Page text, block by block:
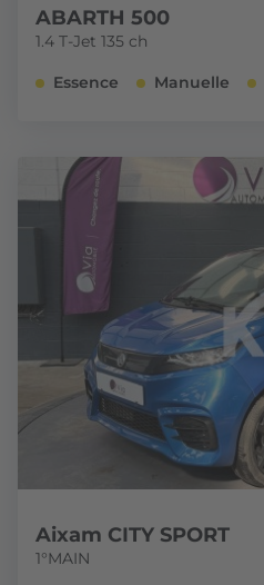
ABARTH 500
1.4 T-Jet 135 ch
Essence Manuelle
Aixam CITY SPORT
1°MAIN